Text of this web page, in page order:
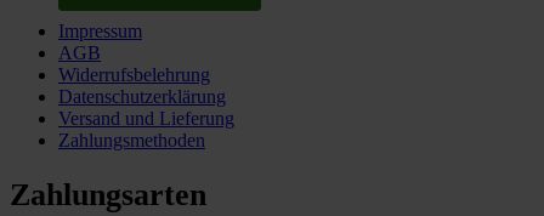
Impressum
AGB
Widerrufsbelehrung
Datenschutzerklärung
Versand und Lieferung
Zahlungsmethoden
Zahlungsarten